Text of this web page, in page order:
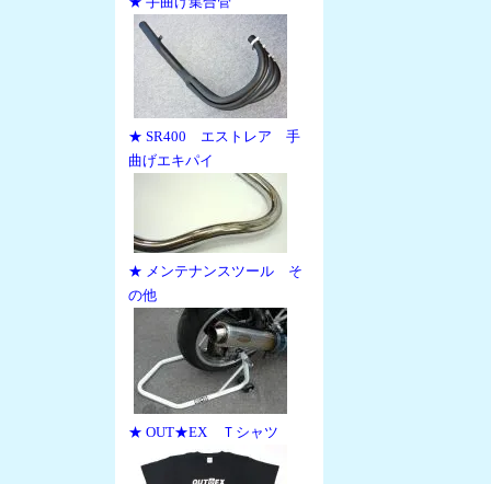
★ SR400 エストレア 手
曲げエキパイ
★ メンテナンスツール そ
の他
★ OUT★EX Ｔシャツ